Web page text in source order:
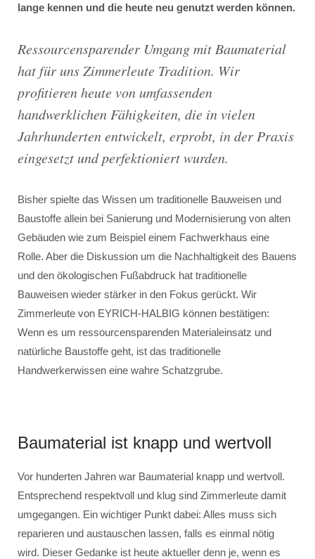
lange kennen und die heute neu genutzt werden können.
Ressourcensparender Umgang mit Baumaterial
hat für uns Zimmerleute Tradition. Wir
profitieren heute von umfassenden
handwerklichen Fähigkeiten, die in vielen
Jahrhunderten entwickelt, erprobt, in der Praxis
eingesetzt und perfektioniert wurden.
Bisher spielte das Wissen um traditionelle Bauweisen und
Baustoffe allein bei Sanierung und Modernisierung von alten
Gebäuden wie zum Beispiel einem Fachwerkhaus eine
Rolle. Aber die Diskussion um die Nachhaltigkeit des Bauens
und den ökologischen Fußabdruck hat traditionelle
Bauweisen wieder stärker in den Fokus gerückt. Wir
Zimmerleute von EYRICH-HALBIG können bestätigen:
Wenn es um ressourcensparenden Materialeinsatz und
natürliche Baustoffe geht, ist das traditionelle
Handwerkerwissen eine wahre Schatzgrube.
Baumaterial ist knapp und wertvoll
Vor hunderten Jahren war Baumaterial knapp und wertvoll.
Entsprechend respektvoll und klug sind Zimmerleute damit
umgegangen. Ein wichtiger Punkt dabei: Alles muss sich
reparieren und austauschen lassen, falls es einmal nötig
wird. Dieser Gedanke ist heute aktueller denn je, wenn es